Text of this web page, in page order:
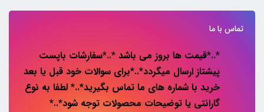
تماس با ما
*..*قیمت ها بروز می باشد *..*سفارشات باپست
پیشتاز ارسال میگردد*..*برای سوالات خود قبل یا بعد
خرید با شماره های ما تماس بگیرید*..* لطفا به نوع
گارانتی یا توضیحات محصولات توجه شود*..*